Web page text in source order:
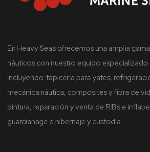
En Heavy Seas ofrecemos una amplia
náuticos con nuestro equipo
incluyendo: tapicería para yates,
mecánica náutica, composites y fibra de
pintura, reparación y venta de RIBs e
guardianage e hibernaje y custodia.